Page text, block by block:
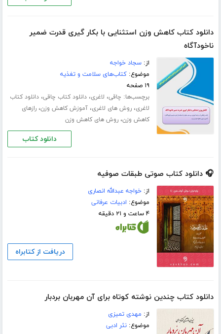
دانلود کتاب کاهش وزن استثنایی با بکار گیری قدرت ضمیر
ناخودآگاه
از:سجاد خواجه
موضوع:کتاب‌های سلامت و تغذیه
۱۹ صفحه
برچسب‌ها: چاقی، لاغری،دانلود کتاب چاقی،دانلود کتاب
لاغری،روش های لاغری،آموزش کاهش وزن،رازهای
کاهش وزن،روش های کاهش وزن
دانلود کتاب
🎧 دانلود کتاب صوتی طبقات صوفیه
از:خواجه عبدالله انصاری
موضوع: ادبیات عرفانی
۴ ساعت و ۲۱ دقیقه
دریافت از کتابراه
دانلود کتاب چندین نوشته کوتاه برای آن مهربان بردبار
از: مهدی تمیزی
موضوع:نثر ادبی